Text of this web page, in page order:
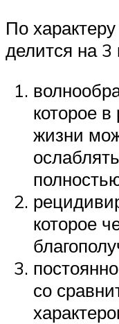
По
делится на 3
которое
жизни
которое
со